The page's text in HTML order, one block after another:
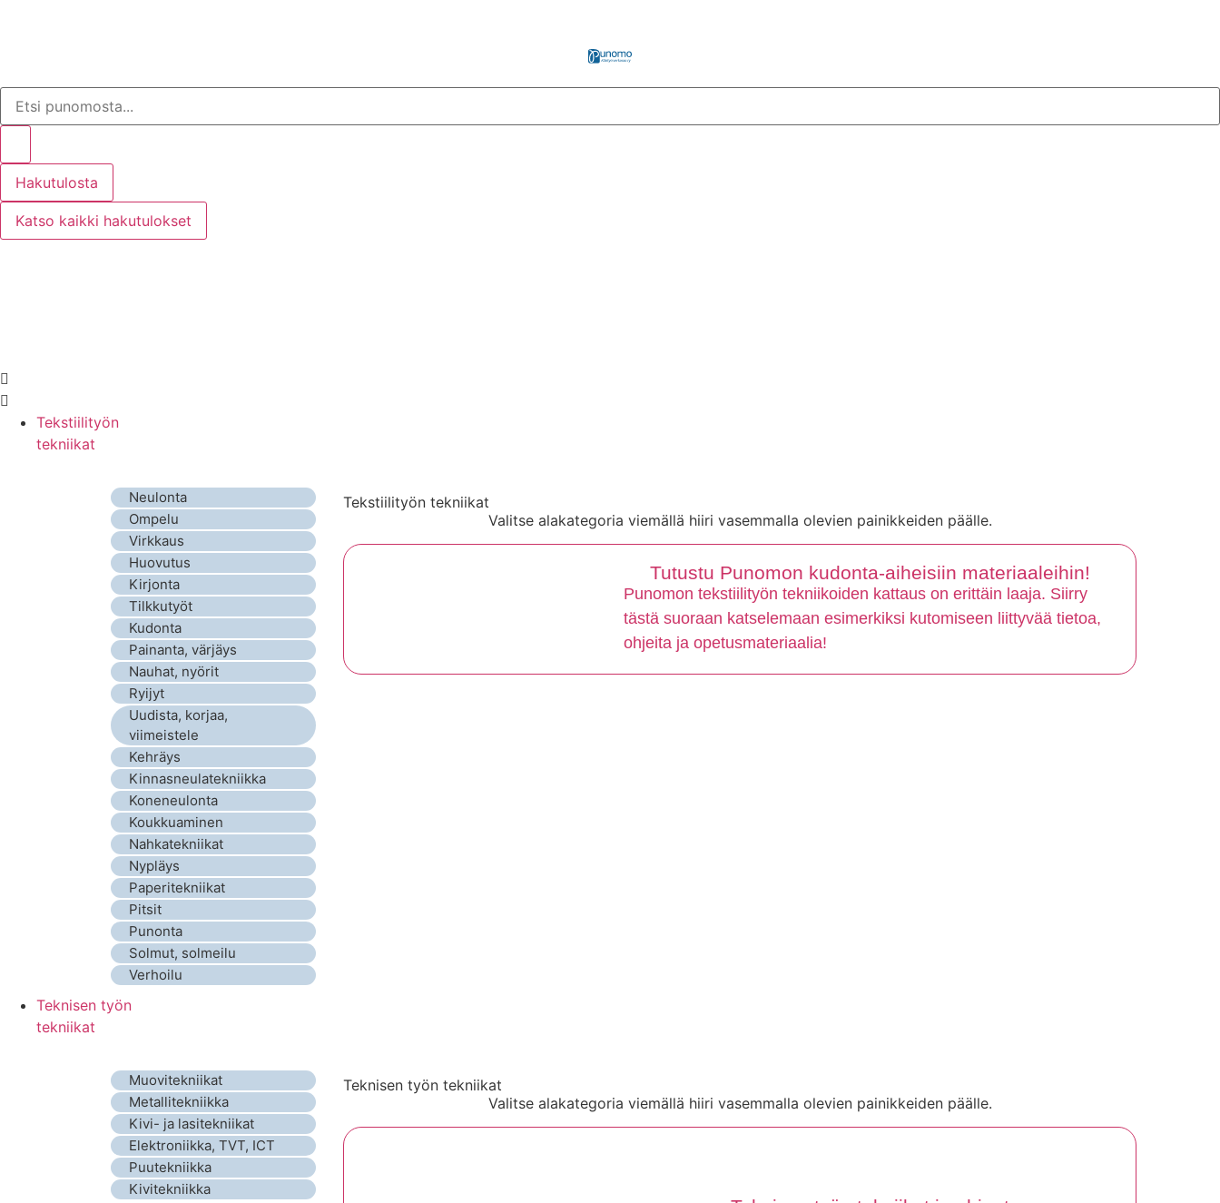
Hakutulosta
Katso kaikki hakutulokset
Tekstiilityön
tekniikat
Neulonta
Ompelu
Virkkaus
Huovutus
Kirjonta
Tilkkutyöt
Kudonta
Painanta, värjäys
Nauhat, nyörit
Ryijyt
Uudista, korjaa,
viimeistele
Kehräys
Kinnasneulatekniikka
Koneneulonta
Koukkuaminen
Nahkatekniikat
Nypläys
Paperitekniikat
Pitsit
Punonta
Solmut, solmeilu
Verhoilu
Tekstiilityön tekniikat
Valitse alakategoria viemällä hiiri vasemmalla olevien painikkeiden päälle.
Tutustu Punomon kudonta-aiheisiin materiaaleihin!
Punomon tekstiilityön tekniikoiden kattaus on erittäin laaja. Siirry
tästä suoraan katselemaan esimerkiksi kutomiseen liittyvää tietoa,
ohjeita ja opetusmateriaalia!
Teknisen työn
tekniikat
Muovitekniikat
Metallitekniikka
Kivi- ja lasitekniikat
Elektroniikka, TVT, ICT
Puutekniikka
Kivitekniikka
Teknisen työn tekniikat
Valitse alakategoria viemällä hiiri vasemmalla olevien painikkeiden päälle.